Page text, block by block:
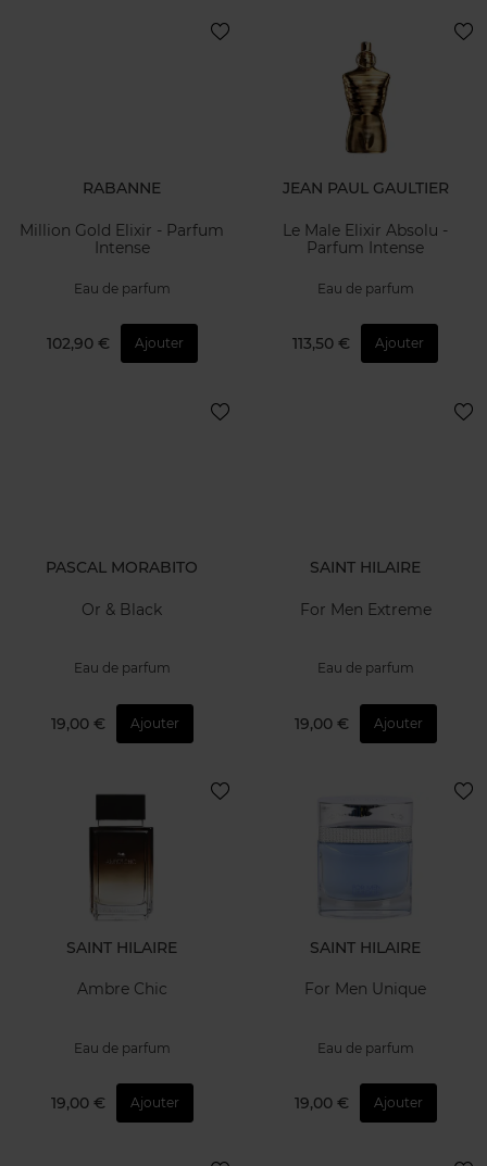
RABANNE
Million Gold Elixir - Parfum
Intense
Eau de parfum
102,90 € Ajouter
JEAN PAUL GAULTIER
Le Male Elixir Absolu -
Parfum Intense
Eau de parfum
113,50 € Ajouter
PASCAL MORABITO
Or & Black
Eau de parfum
19,00 € Ajouter
SAINT HILAIRE
For Men Extreme
Eau de parfum
19,00 € Ajouter
SAINT HILAIRE
Ambre Chic
Eau de parfum
19,00 € Ajouter
SAINT HILAIRE
For Men Unique
Eau de parfum
19,00 € Ajouter